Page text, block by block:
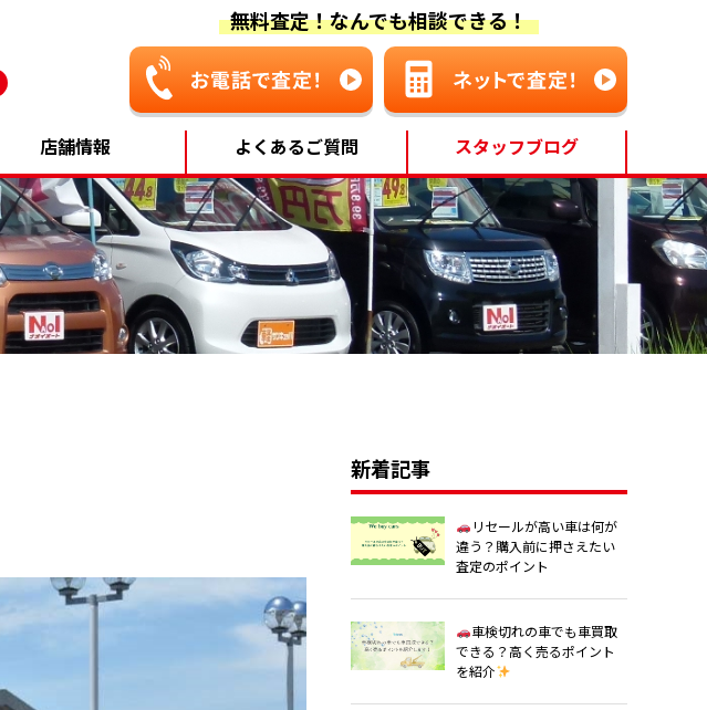
無料査定！なんでも相談できる！
店舗情報 よくあるご質問 スタッフブログ
新着記事
リセールが高い車は何が
違う？購入前に押さえたい
査定のポイント
車検切れの車でも車買取
できる？高く売るポイント
を紹介